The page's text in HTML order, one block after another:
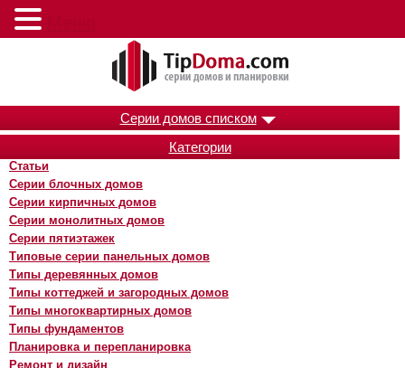
Серии домов списком
Категории
Статьи
Серии блочных домов
Серии кирпичных домов
Серии монолитных домов
Серии пятиэтажек
Типовые серии панельных домов
Типы деревянных домов
Типы коттеджей и загородных домов
Типы многоквартирных домов
Типы фундаментов
Планировка и перепланировка
Ремонт и дизайн